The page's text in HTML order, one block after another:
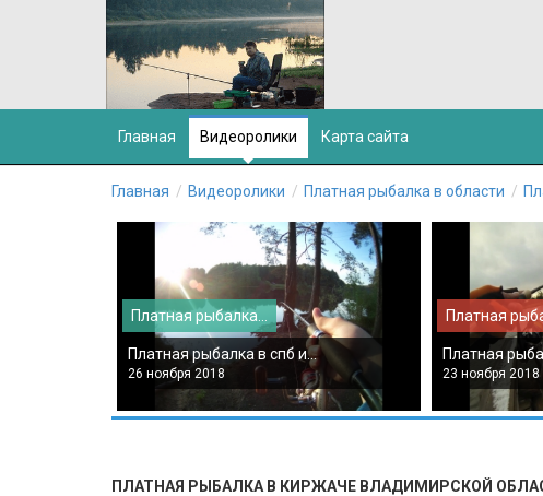
Главная Видеоролики Карта сайта
Главная Видеоролики Платная рыбалка в области
Платная рыбалка...
Платная рыбалка в спб и...
26 ноября 2018
Платная
Платная
23 ноября 2018
ПЛАТНАЯ РЫБАЛКА В КИРЖАЧЕ ВЛАДИМИРСКОЙ